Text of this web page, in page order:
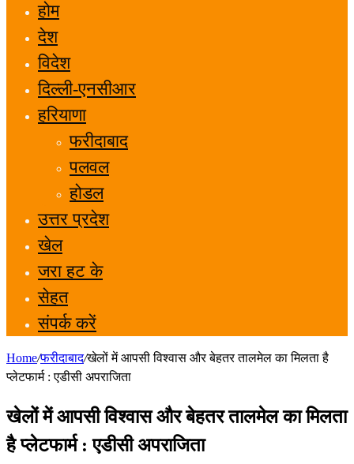
होम
देश
विदेश
दिल्ली-एनसीआर
हरियाणा
फरीदाबाद
पलवल
होडल
उत्तर प्रदेश
खेल
जरा हट के
सेहत
संपर्क करें
Home/फरीदाबाद/खेलों में आपसी विश्वास और बेहतर तालमेल का मिलता है
प्लेटफार्म : एडीसी अपराजिता
खेलों में आपसी विश्वास और बेहतर तालमेल का मिलता
है प्लेटफार्म : एडीसी अपराजिता